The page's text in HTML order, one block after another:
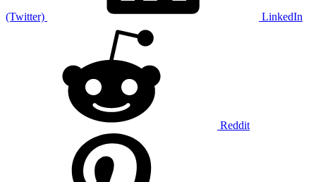
(Twitter) LinkedIn
Reddit